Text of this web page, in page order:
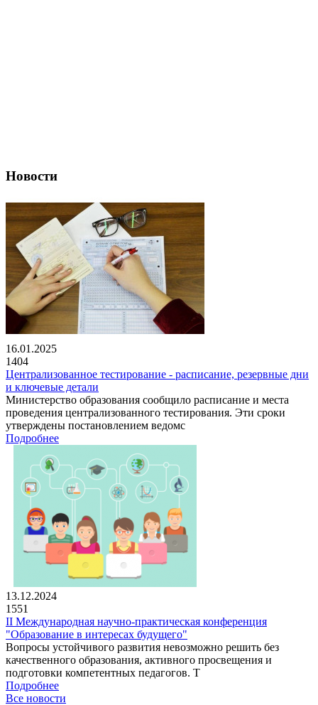
Новости
16.01.2025
1404
Централизованное тестирование - расписание, резервные дни
и ключевые детали
Министерство образования сообщило расписание и места
проведения централизованного тестирования. Эти сроки
утверждены постановлением ведомс
Подробнее
13.12.2024
1551
II Международная научно-практическая конференция
"Образование в интересах будущего"
Вопросы устойчивого развития невозможно решить без
качественного образования, активного просвещения и
подготовки компетентных педагогов. Т
Подробнее
Все новости